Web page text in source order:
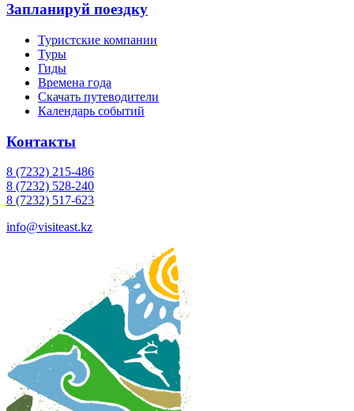
Запланируй поездку
Туристские компании
Туры
Гиды
Времена года
Скачать путеводители
Календарь событий
Контакты
8 (7232) 215-486
8 (7232) 528-240
8 (7232) 517-623
info@visiteast.kz